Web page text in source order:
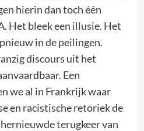
hierin dan toch één
Het bleek een illusie. Het
in de peilingen.
discours uit het
Een
we al in Frankrijk waar
en racistische retoriek de
terugkeer van